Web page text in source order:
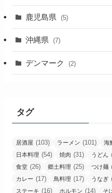
鹿児島県 (5)
沖縄県 (7)
デンマーク (2)
タグ
居酒屋 (103) ラーメン (101) 海
日本料理 (54) 焼肉 (31) うどん
食堂 (26) 郷土料理 (25) つけ麺
カレー (17) 鳥料理 (17) うなぎ
ステーキ (16) ホルモン (14) そ